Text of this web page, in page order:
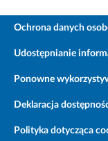
Ochrona danych
Udostępnianie
Ponowne
Deklaracja
Polityka dotycząca